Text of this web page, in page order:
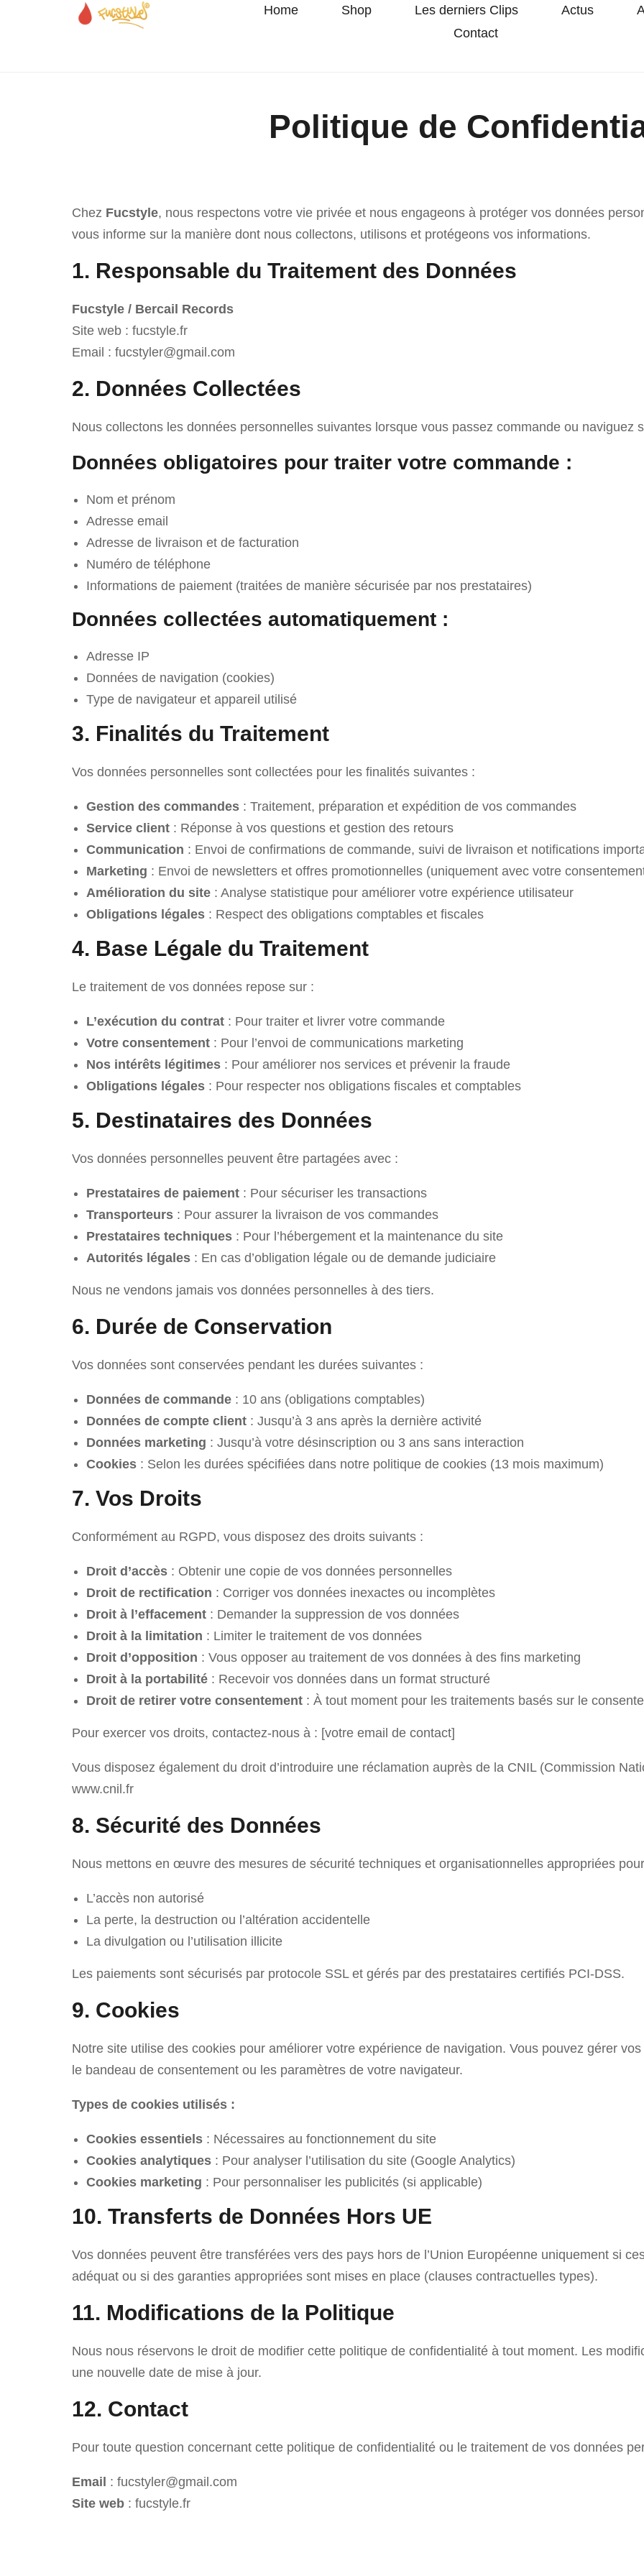
Home Shop Les derniers Clips Actus
Contact
Politique de
Chez Fucstyle, nous respectons votre vie privée et nous engageons à protéger vos données
vous informe sur la manière dont nous collectons, utilisons et protégeons vos informations.
1. Responsable du Traitement des Données
Fucstyle / Bercail Records
Site web : fucstyle.fr
Email : fucstyler@gmail.com
2. Données Collectées
Nous collectons les données personnelles suivantes lorsque vous passez commande ou naviguez
Données obligatoires pour traiter votre commande :
Nom et prénom
Adresse email
Adresse de livraison et de facturation
Numéro de téléphone
Informations de paiement (traitées de manière sécurisée par nos prestataires)
Données collectées automatiquement :
Adresse IP
Données de navigation (cookies)
Type de navigateur et appareil utilisé
3. Finalités du Traitement
Vos données personnelles sont collectées pour les finalités suivantes :
Gestion des commandes : Traitement, préparation et expédition de vos commandes
Service client : Réponse à vos questions et gestion des retours
Communication : Envoi de confirmations de commande, suivi de livraison et notifications
Marketing : Envoi de newsletters et offres promotionnelles (uniquement avec votre
Amélioration du site : Analyse statistique pour améliorer votre expérience utilisateur
Obligations légales : Respect des obligations comptables et fiscales
4. Base Légale du Traitement
Le traitement de vos données repose sur :
L’exécution du contrat : Pour traiter et livrer votre commande
Votre consentement : Pour l’envoi de communications marketing
Nos intérêts légitimes : Pour améliorer nos services et prévenir la fraude
Obligations légales : Pour respecter nos obligations fiscales et comptables
5. Destinataires des Données
Vos données personnelles peuvent être partagées avec :
Prestataires de paiement : Pour sécuriser les transactions
Transporteurs : Pour assurer la livraison de vos commandes
Prestataires techniques : Pour l’hébergement et la maintenance du site
Autorités légales : En cas d’obligation légale ou de demande judiciaire
Nous ne vendons jamais vos données personnelles à des tiers.
6. Durée de Conservation
Vos données sont conservées pendant les durées suivantes :
Données de commande : 10 ans (obligations comptables)
Données de compte client : Jusqu’à 3 ans après la dernière activité
Données marketing : Jusqu’à votre désinscription ou 3 ans sans interaction
Cookies : Selon les durées spécifiées dans notre politique de cookies (13 mois maximum)
7. Vos Droits
Conformément au RGPD, vous disposez des droits suivants :
Droit d’accès : Obtenir une copie de vos données personnelles
Droit de rectification : Corriger vos données inexactes ou incomplètes
Droit à l’effacement : Demander la suppression de vos données
Droit à la limitation : Limiter le traitement de vos données
Droit d’opposition : Vous opposer au traitement de vos données à des fins marketing
Droit à la portabilité : Recevoir vos données dans un format structuré
Droit de retirer votre consentement : À tout moment pour les traitements basés sur le
Pour exercer vos droits, contactez-nous à : [votre email de contact]
Vous disposez également du droit d’introduire une réclamation auprès de la CNIL (Commission
www.cnil.fr
8. Sécurité des Données
Nous mettons en œuvre des mesures de sécurité techniques et organisationnelles appropriées
L’accès non autorisé
La perte, la destruction ou l’altération accidentelle
La divulgation ou l’utilisation illicite
Les paiements sont sécurisés par protocole SSL et gérés par des prestataires certifiés PCI-DSS.
9. Cookies
Notre site utilise des cookies pour améliorer votre expérience de navigation. Vous pouvez gérer
le bandeau de consentement ou les paramètres de votre navigateur.
Types de cookies utilisés :
Cookies essentiels : Nécessaires au fonctionnement du site
Cookies analytiques : Pour analyser l’utilisation du site (Google Analytics)
Cookies marketing : Pour personnaliser les publicités (si applicable)
10. Transferts de Données Hors UE
Vos données peuvent être transférées vers des pays hors de l’Union Européenne uniquement si
adéquat ou si des garanties appropriées sont mises en place (clauses contractuelles types).
11. Modifications de la Politique
Nous nous réservons le droit de modifier cette politique de confidentialité à tout moment. Les
une nouvelle date de mise à jour.
12. Contact
Pour toute question concernant cette politique de confidentialité ou le traitement de vos données
Email : fucstyler@gmail.com
Site web : fucstyle.fr